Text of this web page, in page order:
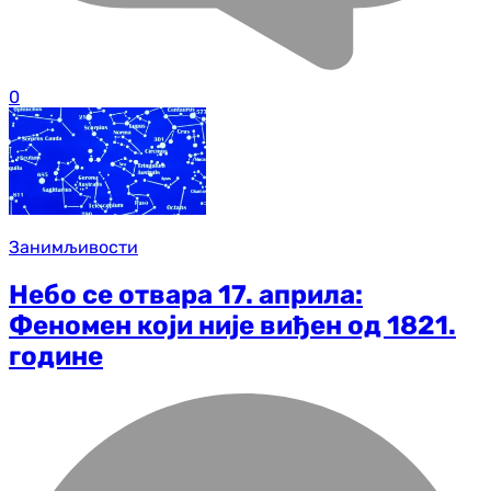
0
Занимљивости
Небо се отвара 17. априла:
Феномен који није виђен од 1821.
године